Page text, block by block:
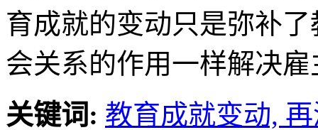
育成就的变动只是弥补
会关系的作用一样解决
关键词: 教育成就变动,